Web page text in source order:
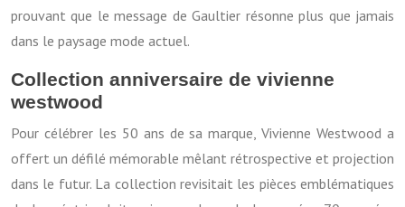
prouvant que le message de Gaultier résonne plus que jamais
dans le paysage mode actuel.
Collection anniversaire de vivienne
westwood
Pour célébrer les 50 ans de sa marque, Vivienne Westwood a
offert un défilé mémorable mêlant rétrospective et projection
dans le futur. La collection revisitait les pièces emblématiques